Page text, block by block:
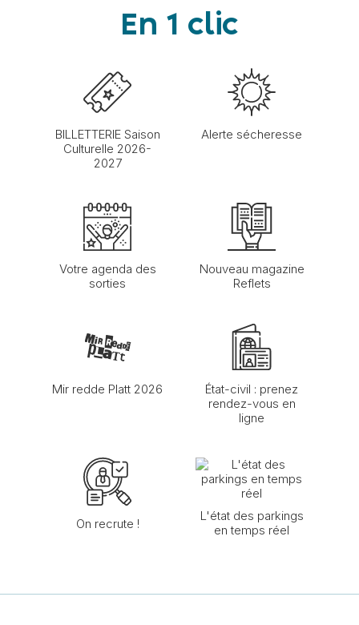
En 1 clic
BILLETTERIE Saison
Culturelle 2026-
2027
Alerte sécheresse
Votre agenda des
sorties
Nouveau magazine
Reflets
Mir redde Platt 2026
État-civil : prenez
rendez-vous en
ligne
On recrute !
L'état des parkings
en temps réel